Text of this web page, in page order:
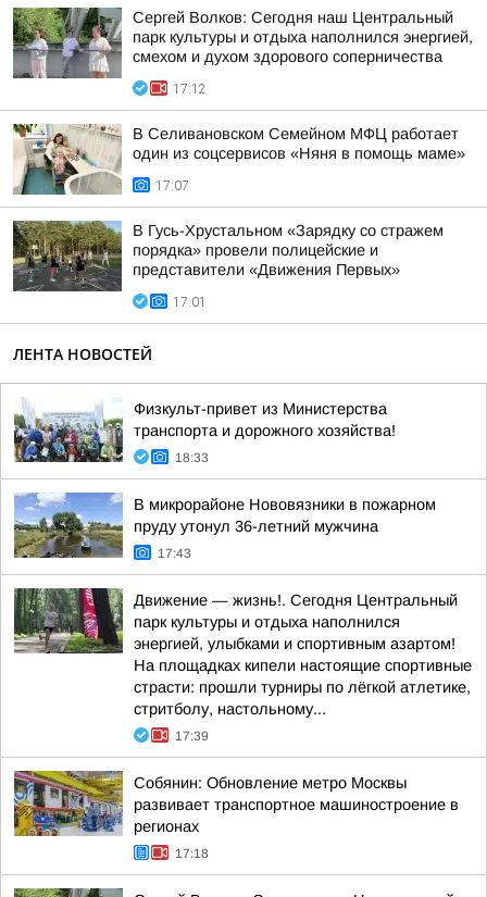
Сергей Волков: Сегодня наш Центральный
парк культуры и отдыха наполнился энергией,
смехом и духом здорового соперничества
17:12
В Селивановском Семейном МФЦ работает
один из соцсервисов «Няня в помощь маме»
17:07
В Гусь-Хрустальном «Зарядку со стражем
порядка» провели полицейские и
представители «Движения Первых»
17:01
ЛЕНТА НОВОСТЕЙ
Физкульт-привет из Министерства
транспорта и дорожного хозяйства!
18:33
В микрорайоне Нововязники в пожарном
пруду утонул 36-летний мужчина
17:43
Движение — жизнь!. Сегодня Центральный
парк культуры и отдыха наполнился
энергией, улыбками и спортивным азартом!
На площадках кипели настоящие спортивные
страсти: прошли турниры по лёгкой атлетике,
стритболу, настольному...
17:39
Собянин: Обновление метро Москвы
развивает транспортное машиностроение в
регионах
17:18